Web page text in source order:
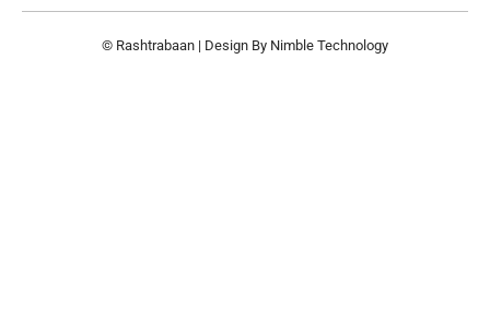
© Rashtrabaan | Design By Nimble Technology